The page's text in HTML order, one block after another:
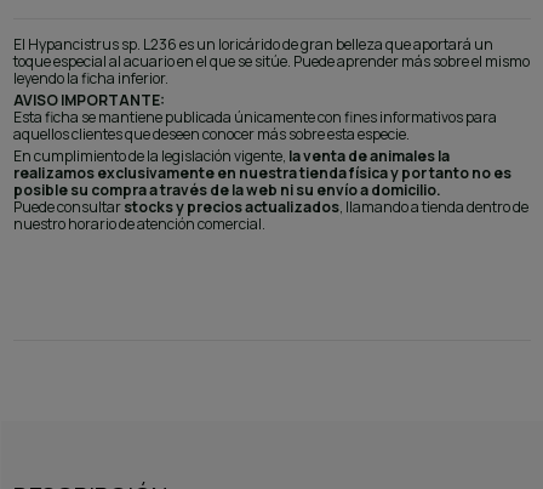
El Hypancistrus sp. L236 es un loricárido de gran belleza que aportará un
toque especial al acuario en el que se sitúe. Puede aprender más sobre el mismo
leyendo la ficha inferior.
AVISO IMPORTANTE:
Esta ficha se mantiene publicada únicamente con fines informativos para
aquellos clientes que deseen conocer más sobre esta especie.
En cumplimiento de la legislación vigente, la venta de animales la
realizamos exclusivamente en nuestra tienda física y por tanto no es
posible su compra a través de la web ni su envío a domicilio.
Puede consultarstocks y precios actualizados, llamando a tienda dentro de
nuestro horario de atención comercial.